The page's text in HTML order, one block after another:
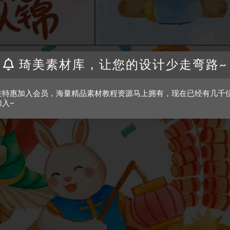
琦美素材库，让您的设计少走弯路~
特惠加入会员，海量精品素材教程资源马上拥有，现在已经有几千
入~